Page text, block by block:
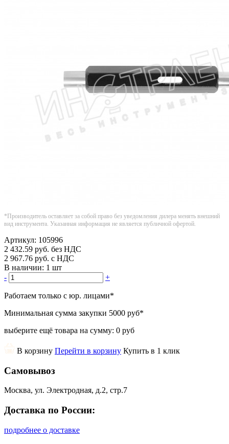
*Производитель оставляет за собой право без уведомления дилера менять внешний
вид инструмента. Указанная информация не является публичной офертой.
Артикул: 105996
2 432.59 руб. без НДС
2 967.76 руб. с НДС
В наличии: 1 шт
-
+
Работаем только с юр. лицами*
Минимальная сумма закупки 5000 руб*
выберите ещё товара на сумму: 0 руб
В корзину Перейти в корзину Купить в 1 клик
Самовывоз
Москва, ул. Электродная, д.2, стр.7
Доставка по России:
подробнее о доставке